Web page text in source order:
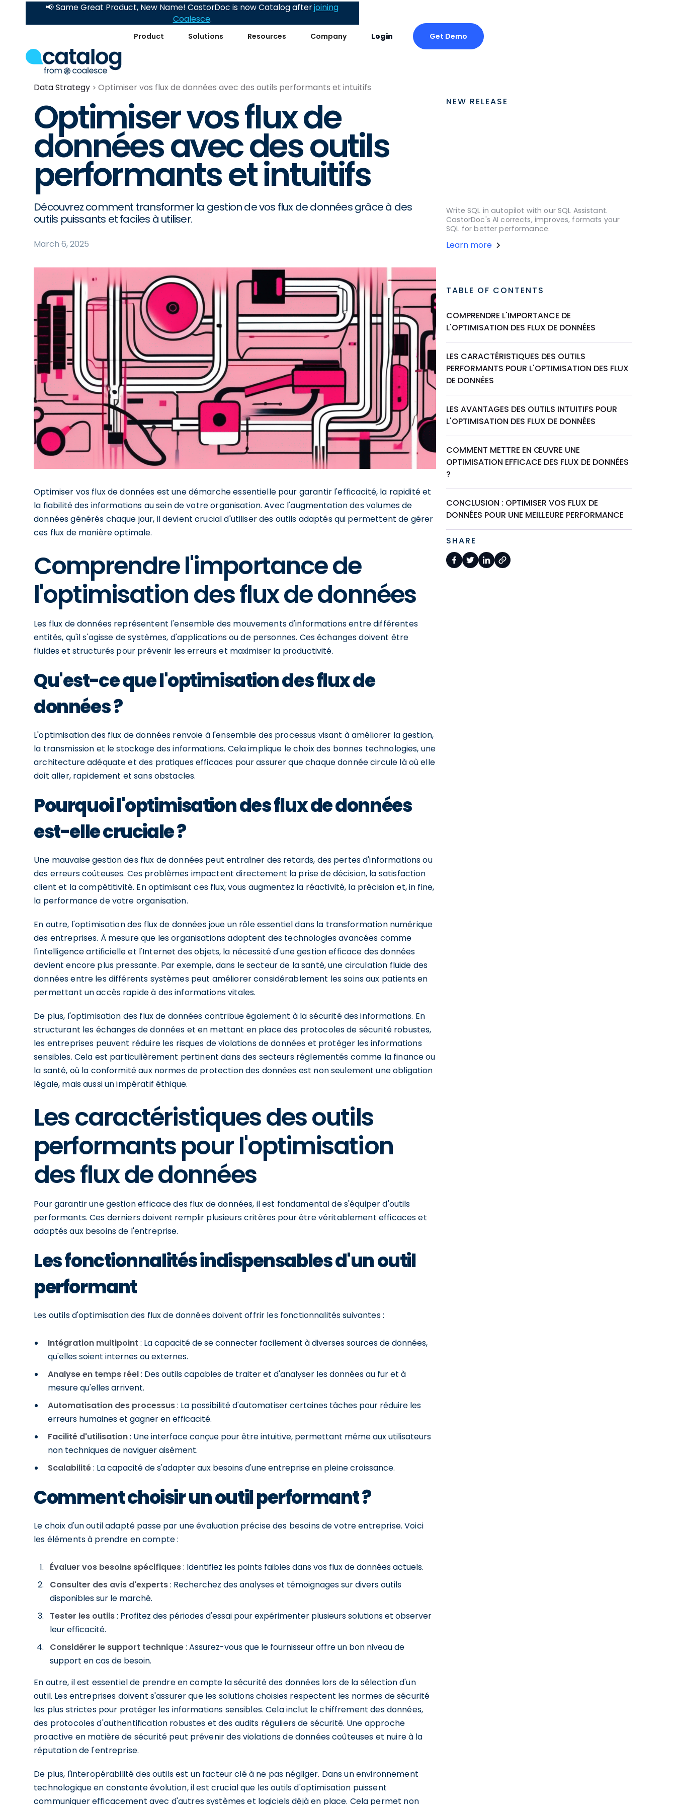
Product Solutions Resources Company Login Get Demo
📢 Same Great Product, New Name! CastorDoc is now Catalog afterjoining
Coalesce.
Data Strategy Optimiser vos flux de données avec des outils performants et intuitifs
Optimiser vos flux de
données avec des outils
performants et intuitifs
Découvrez comment transformer la gestion de vos flux de données grâce à des
outils puissants et faciles à utiliser.
March 6, 2025
Optimiser vos flux de données est une démarche essentielle pour garantir l'efficacité, la rapidité et
la fiabilité des informations au sein de votre organisation. Avec l'augmentation des volumes de
données générés chaque jour, il devient crucial d'utiliser des outils adaptés qui permettent de gérer
ces flux de manière optimale.
Comprendre l'importance de
l'optimisation des flux de données
Les flux de données représentent l'ensemble des mouvements d'informations entre différentes
entités, qu'il s'agisse de systèmes, d'applications ou de personnes. Ces échanges doivent être
fluides et structurés pour prévenir les erreurs et maximiser la productivité.
Qu'est-ce que l'optimisation des flux de
données ?
L'optimisation des flux de données renvoie à l'ensemble des processus visant à améliorer la gestion,
la transmission et le stockage des informations. Cela implique le choix des bonnes technologies, une
architecture adéquate et des pratiques efficaces pour assurer que chaque donnée circule là où elle
doit aller, rapidement et sans obstacles.
Pourquoi l'optimisation des flux de données
est-elle cruciale ?
Une mauvaise gestion des flux de données peut entraîner des retards, des pertes d'informations ou
des erreurs coûteuses. Ces problèmes impactent directement la prise de décision, la satisfaction
client et la compétitivité. En optimisant ces flux, vous augmentez la réactivité, la précision et, in fine,
la performance de votre organisation.
En outre, l'optimisation des flux de données joue un rôle essentiel dans la transformation numérique
des entreprises. À mesure que les organisations adoptent des technologies avancées comme
l'intelligence artificielle et l'Internet des objets, la nécessité d'une gestion efficace des données
devient encore plus pressante. Par exemple, dans le secteur de la santé, une circulation fluide des
données entre les différents systèmes peut améliorer considérablement les soins aux patients en
permettant un accès rapide à des informations vitales.
De plus, l'optimisation des flux de données contribue également à la sécurité des informations. En
structurant les échanges de données et en mettant en place des protocoles de sécurité robustes,
les entreprises peuvent réduire les risques de violations de données et protéger les informations
sensibles. Cela est particulièrement pertinent dans des secteurs réglementés comme la finance ou
la santé, où la conformité aux normes de protection des données est non seulement une obligation
légale, mais aussi un impératif éthique.
Les caractéristiques des outils
performants pour l'optimisation
des flux de données
Pour garantir une gestion efficace des flux de données, il est fondamental de s'équiper d'outils
performants. Ces derniers doivent remplir plusieurs critères pour être véritablement efficaces et
adaptés aux besoins de l'entreprise.
Les fonctionnalités indispensables d'un outil
performant
Les outils d'optimisation des flux de données doivent offrir les fonctionnalités suivantes :
Intégration multipoint : La capacité de se connecter facilement à diverses sources de données,
qu'elles soient internes ou externes.
Analyse en temps réel: Des outils capables de traiter et d'analyser les données au fur et à
mesure qu'elles arrivent.
Automatisation des processus: La possibilité d'automatiser certaines tâches pour réduire les
erreurs humaines et gagner en efficacité.
Facilité d'utilisation: Une interface conçue pour être intuitive, permettant même aux utilisateurs
non techniques de naviguer aisément.
Scalabilité: La capacité de s'adapter aux besoins d'une entreprise en pleine croissance.
Comment choisir un outil performant ?
Le choix d'un outil adapté passe par une évaluation précise des besoins de votre entreprise. Voici
les éléments à prendre en compte :
Évaluer vos besoins spécifiques: Identifiez les points faibles dans vos flux de données actuels.
Consulter des avis d'experts: Recherchez des analyses et témoignages sur divers outils
disponibles sur le marché.
Tester les outils: Profitez des périodes d'essai pour expérimenter plusieurs solutions et observer
leur efficacité.
Considérer le support technique: Assurez-vous que le fournisseur offre un bon niveau de
support en cas de besoin.
En outre, il est essentiel de prendre en compte la sécurité des données lors de la sélection d'un
outil. Les entreprises doivent s'assurer que les solutions choisies respectent les normes de sécurité
les plus strictes pour protéger les informations sensibles. Cela inclut le chiffrement des données,
des protocoles d'authentification robustes et des audits réguliers de sécurité. Une approche
proactive en matière de sécurité peut prévenir des violations de données coûteuses et nuire à la
réputation de l'entreprise.
De plus, l'interopérabilité des outils est un facteur clé à ne pas négliger. Dans un environnement
technologique en constante évolution, il est crucial que les outils d'optimisation puissent
communiquer efficacement avec d'autres systèmes et logiciels déjà en place. Cela permet non
NEW RELEASE
Write SQL in autopilot with our SQL Assistant.
CastorDoc's AI corrects, improves, formats your
SQL for better performance.
Learn more
TABLE OF CONTENTS
COMPRENDRE L'IMPORTANCE DE
L'OPTIMISATION DES FLUX DE DONNÉES
LES CARACTÉRISTIQUES DES OUTILS
PERFORMANTS POUR L'OPTIMISATION DES FLUX
DE DONNÉES
LES AVANTAGES DES OUTILS INTUITIFS POUR
L'OPTIMISATION DES FLUX DE DONNÉES
COMMENT METTRE EN ŒUVRE UNE
OPTIMISATION EFFICACE DES FLUX DE DONNÉES
?
CONCLUSION : OPTIMISER VOS FLUX DE
DONNÉES POUR UNE MEILLEURE PERFORMANCE
SHARE